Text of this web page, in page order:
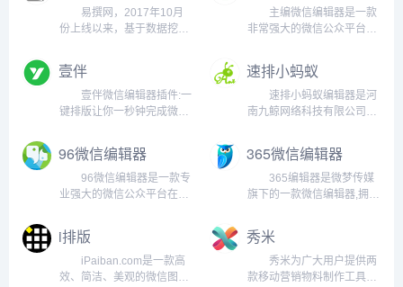
易撰网，2017年10月
份上线以来，基于数据挖掘
写作灵感、创作工具的写作
连接，现已成为中国用户最
多的内容创客的工具平
台 易撰提供以下几项服
主编微信编辑器是一款
非常强大的微信公众平台图
具内置了非常丰富的微信编
辑素材以及模板，可以让你
游刃有余的面对微信文章编
辑和排版。...
壹伴
壹伴微信编辑器插件:一
键排版让你一秒钟完成微信
群发、一键图文转载、GIF
动图一键上传、公众号数据
分析,公众号运营工具。
壹伴小插件是一款简单好用
速排小蚂蚁
速排小蚂蚁编辑器是河
南九鲸网络科技有限公司开
小助手，专业提供微信图文
素材编辑模板，致力于微信
文章排版美化，大幅度提升
微信图文内容的编辑效率。
96微信编辑器
96微信编辑器是一款专
业强大的微信公众平台在线
览功能，让用户在微信图
文、文章、内容排版、文本
编辑、素材编辑上更加方
便。5 1、操作简单，选
365微信编辑器
365编辑器是微梦传媒
旗下的一款微信编辑器,拥有
库,提供文章一键排版,微信
图文美化和公众号内容编辑
功能,支持实时预览,一键秒
刷,多平台一键同步,实现新
i排版
iPaiban.com是一款高
效、简洁、美观的微信图文
秀米
秀米为广大用户提供两
款移动营销物料制作工具：